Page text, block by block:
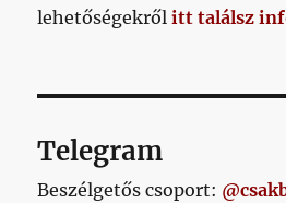
lehetőségekrőlitt találsz
Telegram
Beszélgetős csoport: